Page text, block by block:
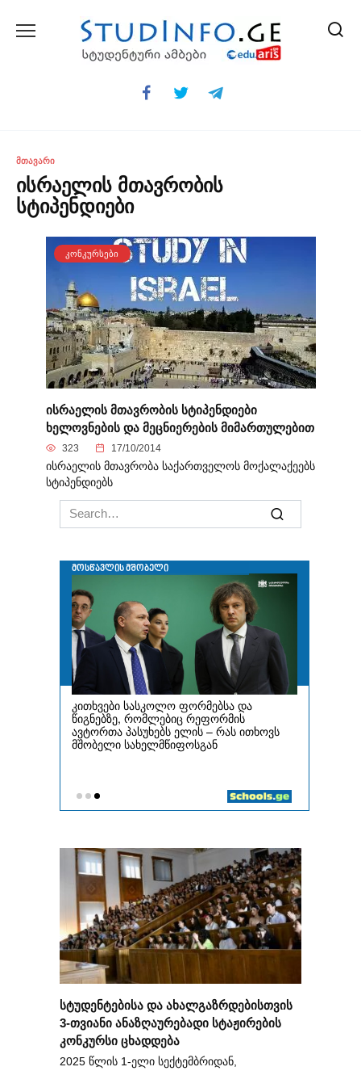
ᲛᲗᲐᲕᲐᲠᲘ
ისრაელის მთავრობის
სტიპენდიები
ᲙᲝᲜᲙᲣᲠᲡᲔᲑᲘ
ისრაელის მთავრობის სტიპენდიები
ხელოვნების და მეცნიერების მიმართულებით
323 17/10/2014
ისრაელის მთავრობა საქართველოს მოქალაქეებს
სტიპენდიებს
Search
for:
სტუდენტებისა და ახალგაზრდებისთვის
3-თვიანი ანაზღაურებადი სტაჟირების
კონკურსი ცხადდება
2025 წლის 1-ელი სექტემბრიდან,